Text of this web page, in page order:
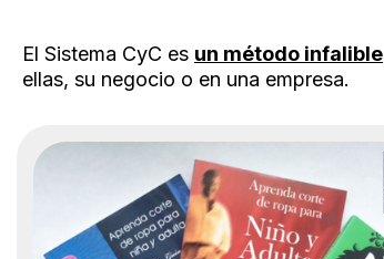
El Sistema CyC es un método infalible
ellas, su negocio o en una empresa.